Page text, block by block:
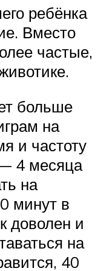
ребёнка
Вместо
частые,
больше
на
и частоту
4 месяца
на
минут в
доволен и
на
40